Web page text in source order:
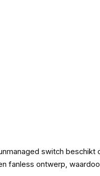
switch
fanless ontwerp,